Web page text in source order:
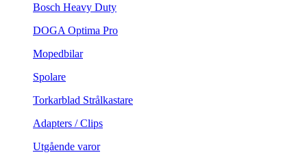
Bosch Heavy Duty
DOGA Optima Pro
Mopedbilar
Spolare
Torkarblad Strålkastare
Adapters / Clips
Utgående varor